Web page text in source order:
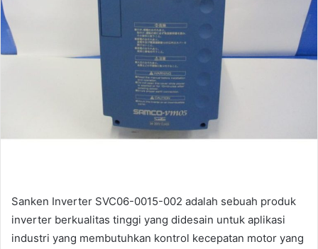
Sanken Inverter SVC06-0015-002 adalah sebuah produk
inverter berkualitas tinggi yang didesain untuk aplikasi
industri yang membutuhkan kontrol kecepatan motor yang